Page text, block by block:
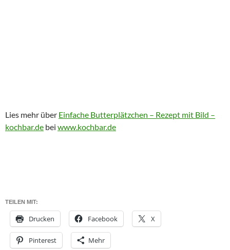
Lies mehr über Einfache Butterplätzchen – Rezept mit Bild –
kochbar.de bei www.kochbar.de
TEILEN MIT:
Drucken Facebook X
Pinterest Mehr